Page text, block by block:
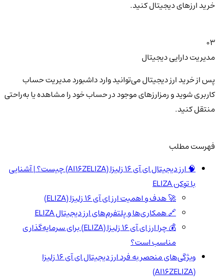
خرید ارزهای دیجیتال کنید.
03
مدیریت دارایی دیجیتال
پس از خرید ارز دیجیتال می‌توانید وارد داشبورد مدیریت حساب
کاربری شوید و رمزارزهای موجود در حساب خود را مشاهده یا به‌راحتی
منتقل کنید.
فهرست مطلب
🧠 ارز دیجیتال ای آی 16 زلیزا (AI16ZELIZA) چیست؟ | آشنایی
با توکن ELIZA
🚀 هدف و اهمیت ارز ای آی 16 زلیزا (ELIZA)
🔗 همکاری‌ها و پلتفرم‌های ارز دیجیتال ELIZA
💰 چرا ارز ای آی 16 زلیزا (ELIZA) برای سرمایه‌گذاری
مناسب است؟
ویژگی‌های منحصر به فرد ارز دیجیتال ای آی 16 زلیزا